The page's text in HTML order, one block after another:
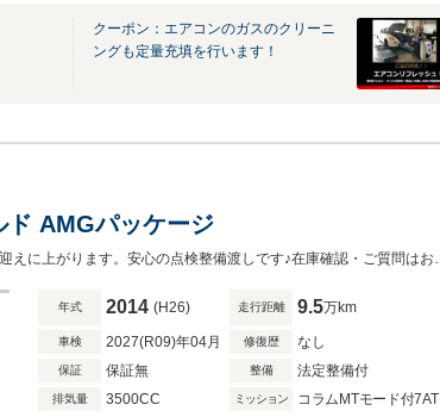
クーポン：エアコンのガスのクリーニ
ングも定量充填を行います！
ド AMGパッケージ
年式 2014 (H26) 走行距離 9.5万km
車検 2027(R09)年04月 修復歴 なし
保証 保証無 整備 法定整備付
排気量 3500CC ミッション コラムMTモード付7AT